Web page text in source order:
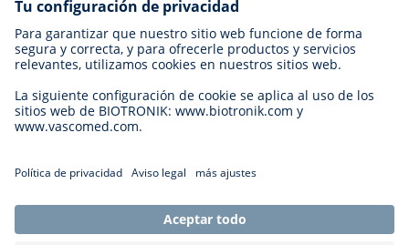
Empleos en BIOTRONIK
Niveles profesionales
¿Por qué trabajar con nosotros?
Oportunidad profesional
Contacto
Cookie Settings
Legal Disclaimer